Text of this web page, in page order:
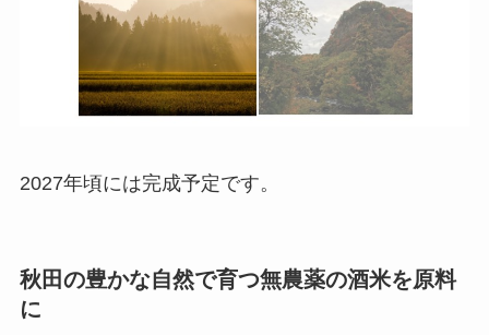
2027年頃には完成予定です。
秋田の豊かな自然で育つ無農薬の酒米を原料
に